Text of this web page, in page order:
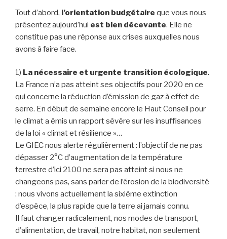
Tout d’abord, l’orientation budgétaire que vous nous
présentez aujourd’hui est bien décevante. Elle ne
constitue pas une réponse aux crises auxquelles nous
avons à faire face.
1) La nécessaire et urgente transition écologique.
La France n’a pas atteint ses objectifs pour 2020 en ce
qui concerne la réduction d’émission de gaz à effet de
serre. En début de semaine encore le Haut Conseil pour
le climat a émis un rapport sévère sur les insuffisances
de la loi « climat et résilience »…
Le GIEC nous alerte régulièrement : l’objectif de ne pas
dépasser 2°C d’augmentation de la température
terrestre d’ici 2100 ne sera pas atteint si nous ne
changeons pas, sans parler de l’érosion de la biodiversité
: nous vivons actuellement la sixième extinction
d’espèce, la plus rapide que la terre ai jamais connu.
Il faut changer radicalement, nos modes de transport,
d’alimentation, de travail, notre habitat, non seulement